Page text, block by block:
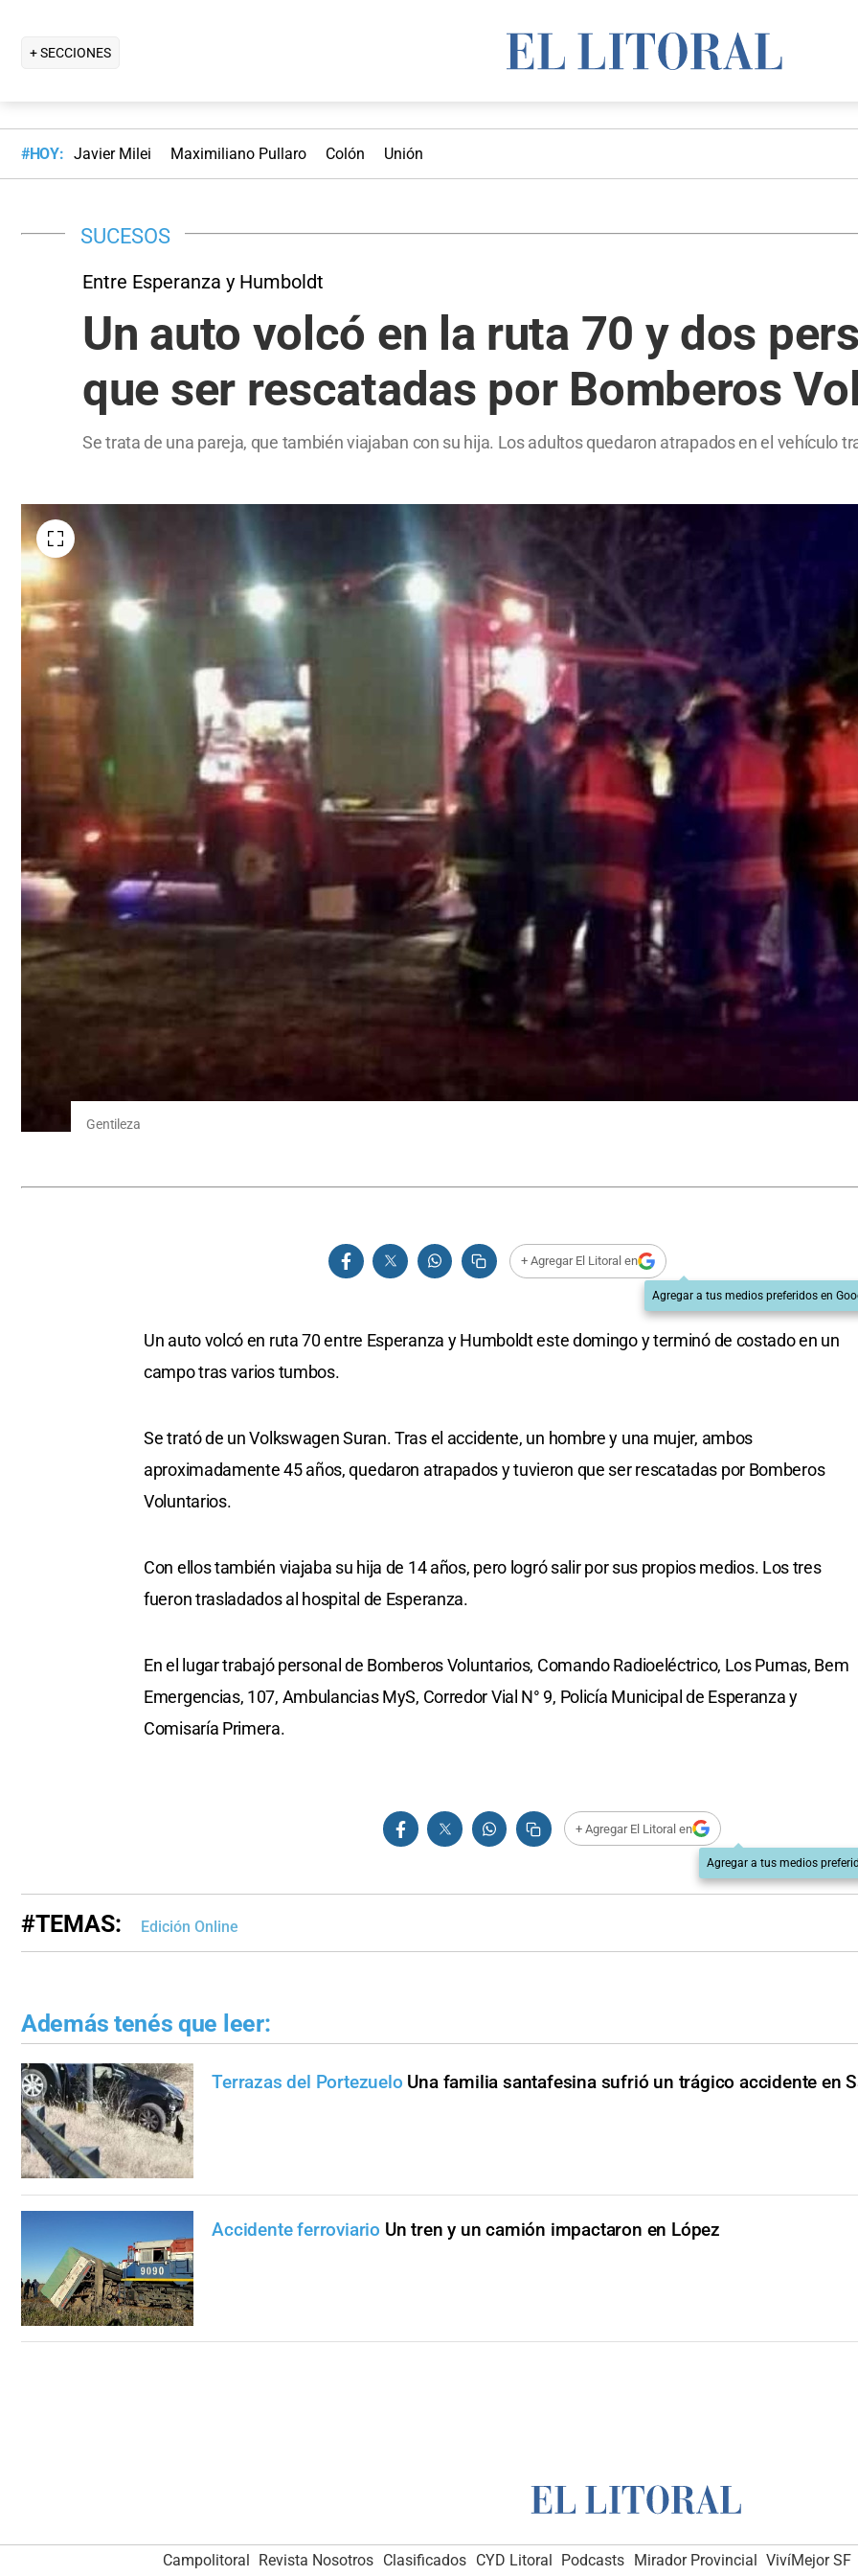
+ SECCIONES
#HOY: Javier Milei Maximiliano Pullaro Colón Unión
SUCESOS
Entre Esperanza y Humboldt
Un auto volcó en la ruta 70 y dos
que ser rescatadas por Bomberos
Se trata de una pareja, que también viajaban con su hija. Los adultos quedaron atrapados en el vehículo
Gentileza
+ Agregar El Litoral en
Agregar a tus medios preferidos en
Un auto volcó en ruta 70 entre Esperanza y Humboldt este domingo y terminó de costado en un
campo tras varios tumbos.
Se trató de un Volkswagen Suran. Tras el accidente, un hombre y una mujer, ambos
aproximadamente 45 años, quedaron atrapados y tuvieron que ser rescatadas por Bomberos
Voluntarios.
Con ellos también viajaba su hija de 14 años, pero logró salir por sus propios medios. Los tres
fueron trasladados al hospital de Esperanza.
En el lugar trabajó personal de Bomberos Voluntarios, Comando Radioeléctrico, Los Pumas, Bem
Emergencias, 107, Ambulancias MyS, Corredor Vial N° 9, Policía Municipal de Esperanza y
Comisaría Primera.
+ Agregar El Litoral en
Agregar a tus medios
#TEMAS: Edición Online
Además tenés que leer:
Terrazas del Portezuelo Una familia santafesina sufrió un trágico accidente en
Accidente ferroviario Un tren y un camión impactaron en López
Campolitoral Revista Nosotros Clasificados CYD Litoral Podcasts Mirador Provincial VivíMejor SF